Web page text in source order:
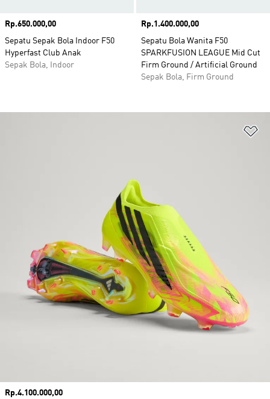
Harga
Rp.650.000,00
Sepatu Sepak Bola Indoor F50
Hyperfast Club Anak
Sepak Bola, Indoor
Harga
Rp.1.400.000,00
Sepatu Bola Wanita F50
SPARKFUSION LEAGUE Mid Cut
Firm Ground / Artificial Ground
Sepak Bola, Firm Ground
Harga
Rp.4.100.000,00